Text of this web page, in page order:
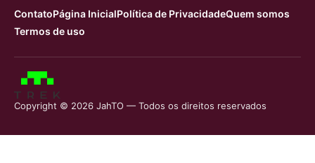
ContatoPágina InicialPolítica de PrivacidadeQuem somos
Termos de uso
Copyright © 2026 JahTO — Todos os direitos reservados